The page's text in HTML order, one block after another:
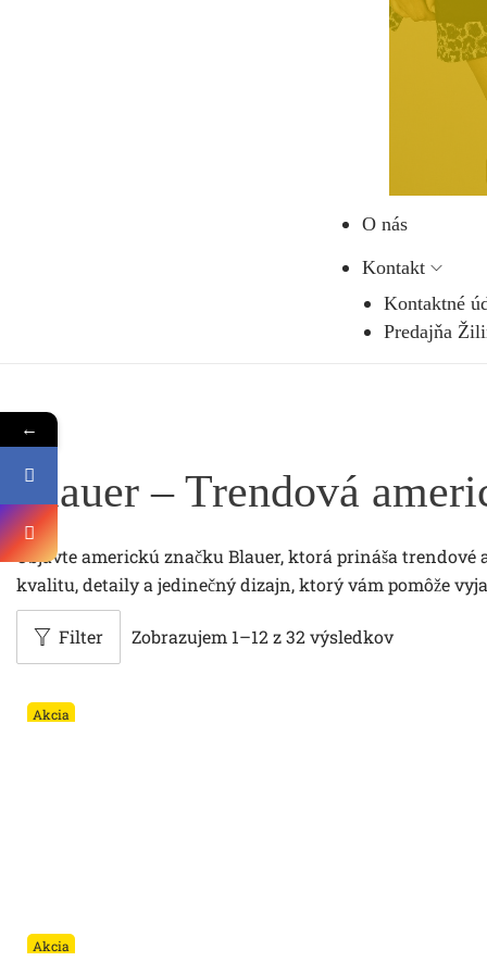
O nás
Kontakt
Kontaktné
Predajňa
Blauer – Trendová
Objavte americkú značku Blauer, ktorá prináša trendové
kvalitu, detaily a jedinečný dizajn, ktorý vám pomôže
Filter Zobrazujem 1–12z 32 výsledkov
Akcia
Akcia
←